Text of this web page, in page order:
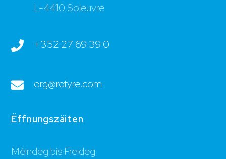
L-4410 Soleuvre
+352 27 69 39 0
org@rotyre.com
Ëffnungszäiten
Méindeg bis Freideg